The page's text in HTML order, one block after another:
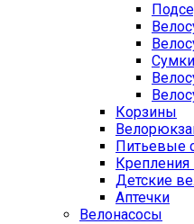
Корзины
Питьевые
Крепления
Детские
Аптечки
Велонасосы